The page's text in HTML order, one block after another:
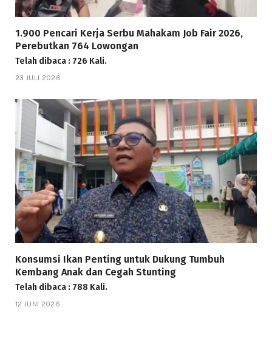
1.900 Pencari Kerja Serbu Mahakam Job Fair 2026,
Perebutkan 764 Lowongan
Telah dibaca : 726 Kali.
23 JULI 2026
Konsumsi Ikan Penting untuk Dukung Tumbuh
Kembang Anak dan Cegah Stunting
Telah dibaca : 788 Kali.
12 JUNI 2026